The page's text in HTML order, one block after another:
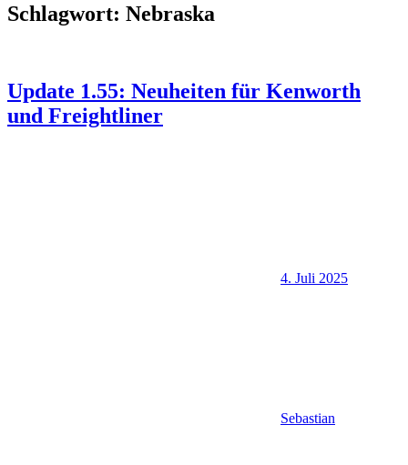
Schlagwort: Nebraska
Update 1.55: Neuheiten für Kenworth
und Freightliner
4. Juli 2025
Sebastian